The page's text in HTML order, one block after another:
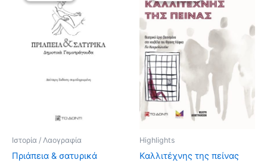
Ιστορία / Λαογραφία
Πριάπεια & σατυρικά
Highlights
Καλλιτέχνης της πείνας